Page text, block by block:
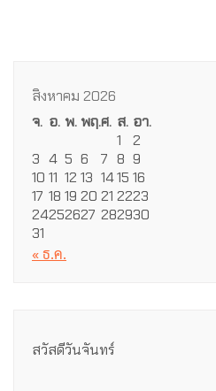
สิงหาคม 2026
จ. อ. พ.พฤ.ศ. ส. อา.
1
2
3 4 5 6 7 8 9
10 11 12 13 1415 16
17 18 19 20 21 2223
24252627 282930
31
« ธ.ค.
สวัสดีวันจันทร์